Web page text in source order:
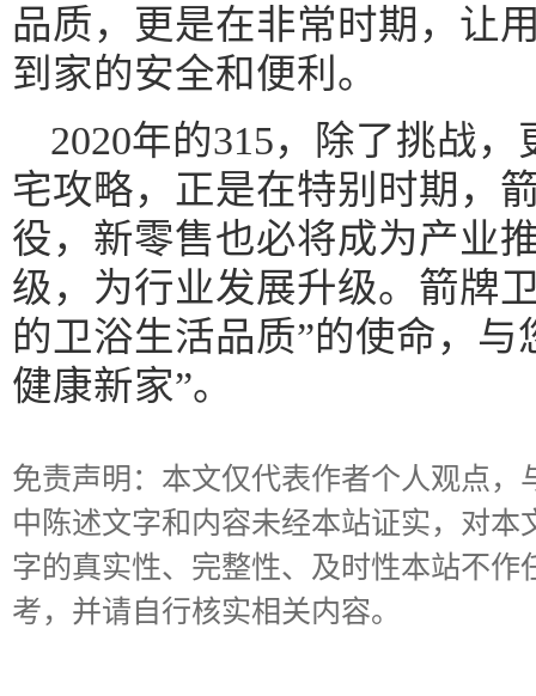
品质，更是在非常时期，让
到家的安全和便利。
2020年的315，除了挑战
宅攻略，正是在特别时期，
役，新零售也必将成为产业
级，为行业发展升级。箭牌
的卫浴生活品质”的使命，
健康新家”。
免责声明：本文仅代表作者个人观点
中陈述文字和内容未经本站证实，对
字的真实性、完整性、及时性本站不
考，并请自行核实相关内容。